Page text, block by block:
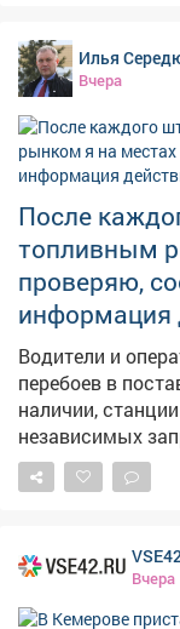
сухой; ➖Увидели радугу-ждите перемены погоды;
➖Муравьи
затяжным дождям; ➖Солнце на закате
жаркой погоде на
день посеять
простуд. 👀Давайте понаблюдаем, работают ли
Илья
Вчера
После
топливным
проверяю,
информация
Водители и
перебоев в
наличии,
независимых
хорошие
будем и дальше
Вчера